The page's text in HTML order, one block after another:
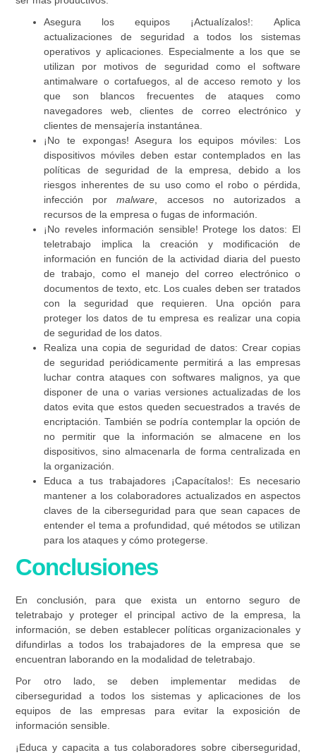
Asegura los equipos ¡Actualízalos!: Aplica
actualizaciones de seguridad a todos los sistemas
operativos y aplicaciones. Especialmente a los que se
utilizan por motivos de seguridad como el software
antimalware o cortafuegos, al de acceso remoto y los
que son blancos frecuentes de ataques como
navegadores web, clientes de correo electrónico y
clientes de mensajería instantánea.
¡No te expongas! Asegura los equipos móviles: Los
dispositivos móviles deben estar contemplados en las
políticas de seguridad de la empresa, debido a los
riesgos inherentes de su uso como el robo o pérdida,
infección pormalware , accesos no autorizados a
recursos de la empresa o fugas de información.
¡No reveles información sensible! Protege los datos: El
teletrabajo implica la creación y modificación de
información en función de la actividad diaria del puesto
de trabajo, como el manejo del correo electrónico o
documentos de texto, etc. Los cuales deben ser tratados
con la seguridad que requieren. Una opción para
proteger los datos de tu empresa es realizar una copia
de seguridad de los datos.
Realiza una copia de seguridad de datos: Crear copias
de seguridad periódicamente permitirá a las empresas
luchar contra ataques con softwares malignos, ya que
disponer de una o varias versiones actualizadas de los
datos evita que estos queden secuestrados a través de
encriptación. También se podría contemplar la opción de
no permitir que la información se almacene en los
dispositivos, sino almacenarla de forma centralizada en
la organización.
Educa a tus trabajadores ¡Capacítalos!: Es necesario
mantener a los colaboradores actualizados en aspectos
claves de la ciberseguridad para que sean capaces de
entender el tema a profundidad, qué métodos se utilizan
para los ataques y cómo protegerse.
Conclusiones
En conclusión, para que exista un entorno seguro de
teletrabajo y proteger el principal activo de la empresa, la
información, se deben establecer políticas organizacionales y
difundirlas a todos los trabajadores de la empresa que se
encuentran laborando en la modalidad de teletrabajo.
Por otro lado, se deben implementar medidas de
ciberseguridad a todos los sistemas y aplicaciones de los
equipos de las empresas para evitar la exposición de
información sensible.
¡Educa y capacita a tus colaboradores sobre ciberseguridad,